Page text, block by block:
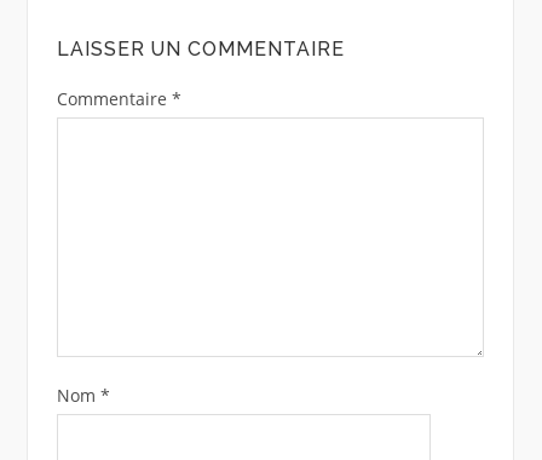
LAISSER UN COMMENTAIRE
Commentaire *
Nom *